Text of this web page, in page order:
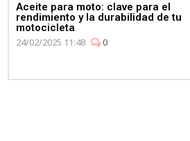
Aceite para moto: clave para el
rendimiento y la durabilidad de tu
motocicleta
24/02/2025 11:48
0